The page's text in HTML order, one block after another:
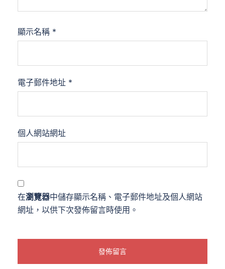
顯示名稱 *
電子郵件地址 *
個人網站網址
在瀏覽器中儲存顯示名稱、電子郵件地址及個人網站
網址，以供下次發佈留言時使用。